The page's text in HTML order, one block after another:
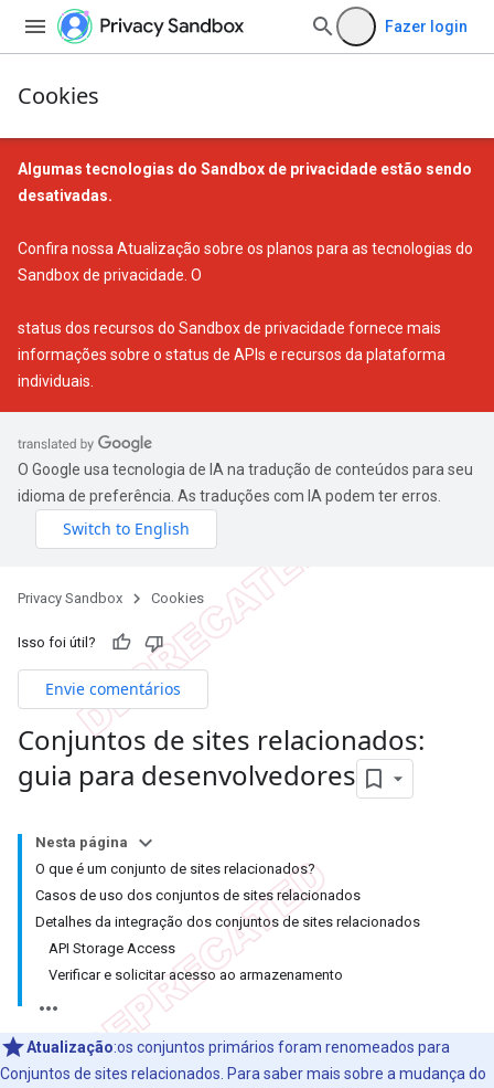
Fazer login
Cookies
Algumas tecnologias do Sandbox de privacidade estão sendo
desativadas.
Confira nossa Atualização sobre os planos para as tecnologias do
Sandbox de privacidade . O
status dos recursos do Sandbox de privacidade fornece mais
informações sobre o status de APIs e recursos da plataforma
individuais.
O Google usa tecnologia de IA na tradução de conteúdos para seu
idioma de preferência. As traduções com IA podem ter erros.
Privacy Sandbox Cookies
Isso foi útil?
Envie comentários
Conjuntos de sites relacionados:
guia para desenvolvedores
Nesta página
O que é um conjunto de sites relacionados?
Casos de uso dos conjuntos de sites relacionados
Detalhes da integração dos conjuntos de sites relacionados
API Storage Access
Verificar e solicitar acesso ao armazenamento
Atualização:os conjuntos primários foram renomeados para
Conjuntos de sites relacionados. Para saber mais sobre a mudança do